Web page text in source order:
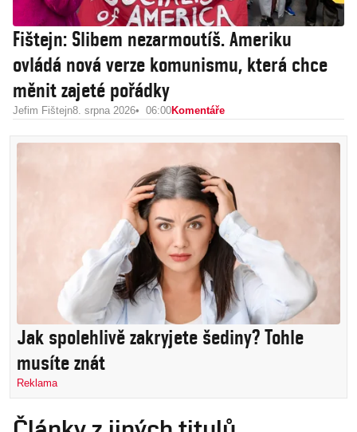
Fištejn: Slibem nezarmoutíš. Ameriku
ovládá nová verze komunismu, která chce
měnit zajeté pořádky
Jefim Fištejn8. srpna 2026 06:00Komentáře
Jak spolehlivě zakryjete šediny? Tohle
musíte znát
Reklama